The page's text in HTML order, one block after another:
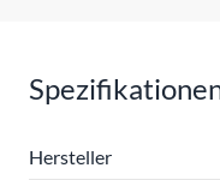
Hersteller